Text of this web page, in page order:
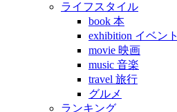
ライフスタイル
book 本
exhibition イベント
movie 映画
music 音楽
travel 旅行
グルメ
ランキング